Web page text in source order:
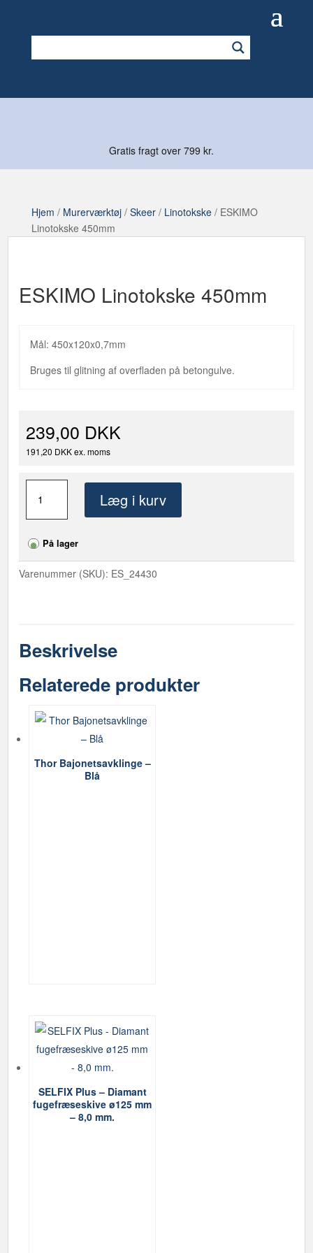
Gratis fragt over 799 kr.
Hjem / Murerværktøj/ Skeer/ Linotokske/ ESKIMO
Linotokske 450mm
ESKIMO Linotokske 450mm
Mål: 450x120x0,7mm
Bruges til glitning af overfladen på betongulve.
239,00 DKK
191,20 DKK ex. moms
Linotokske
450mm
antal
Læg i kurv
På lager
Varenummer (SKU): ES_24430
Beskrivelse
Relaterede produkter
Thor Bajonetsavklinge –
Blå
SELFIX Plus – Diamant
fugefræseskive ø125 mm
– 8,0 mm.